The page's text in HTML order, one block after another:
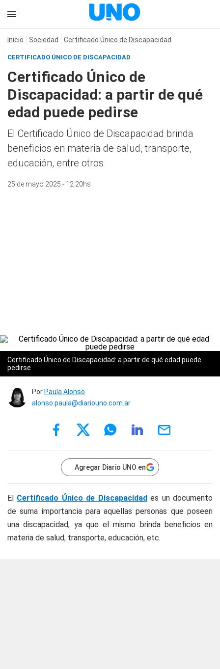
Inicio Sociedad Certificado Único de Discapacidad
CERTIFICADO ÚNICO DE DISCAPACIDAD
Certificado Único de
Discapacidad: a partir de qué
edad puede pedirse
El Certificado Único de Discapacidad brinda
beneficios en materia de salud, transporte,
educación, entre otros
25 de mayo 2025 - 12:20hs
Certificado Único de Discapacidad: a partir de qué edad puede
pedirse
Por Paula Alonso
alonso.paula@diariouno.com.ar
Agregar Diario UNO en
El Certificado Único de Discapacidades un documento
de suma importancia para aquellas personas que poseen
una discapacidad, ya que el mismo brinda beneficios en
materia de salud, transporte, educación, etc.